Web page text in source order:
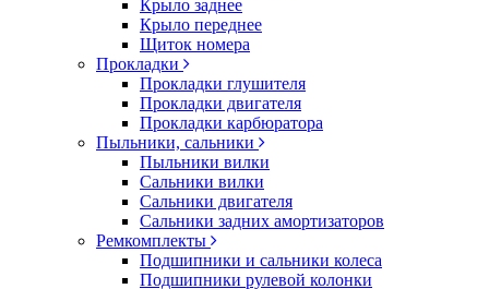
Крыло заднее
Крыло переднее
Щиток номера
Прокладки
Прокладки глушителя
Прокладки двигателя
Прокладки карбюратора
Пыльники, сальники
Пыльники вилки
Сальники вилки
Сальники двигателя
Сальники задних амортизаторов
Ремкомплекты
Подшипники и сальники колеса
Подшипники рулевой колонки